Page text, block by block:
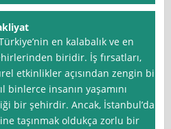
en kalabalık ve en
biridir. İş fırsatları,
etkinlikler açısından zengin bir
insanın yaşamını
bir şehirdir. Ancak, İstanbul’da
taşınmak oldukça zorlu bir